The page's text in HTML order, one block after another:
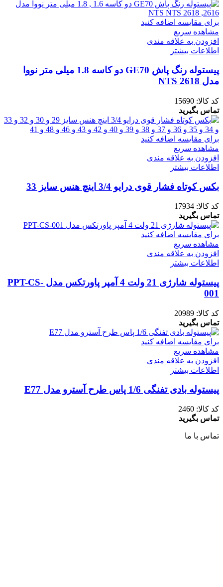
برای مقایسه اضافه کنید
مشاهده سریع
افزودن به علاقه مندی
اطلاعات بیشتر
پیستوله رنگ پاش GE70 دو کاسه 1.8 میلی متر نووا
مدل NTS 2618
کد کالا: 15690
تماس بگیرید
برای مقایسه اضافه کنید
مشاهده سریع
افزودن به علاقه مندی
اطلاعات بیشتر
بکس کوتاه فشار قوی درایو 3/4 اینچ هنس سایز 33
کد کالا: 17934
تماس بگیرید
برای مقایسه اضافه کنید
مشاهده سریع
افزودن به علاقه مندی
اطلاعات بیشتر
پیستوله شارژی 21 ولت 4 آمپر پاورتکس مدل PPT-CS-
001
کد کالا: 20989
تماس بگیرید
برای مقایسه اضافه کنید
مشاهده سریع
افزودن به علاقه مندی
اطلاعات بیشتر
پیستوله بادی تفنگی 1/6 پاس طرح آسترو مدل E77
کد کالا: 2460
تماس بگیرید
تماس با ما